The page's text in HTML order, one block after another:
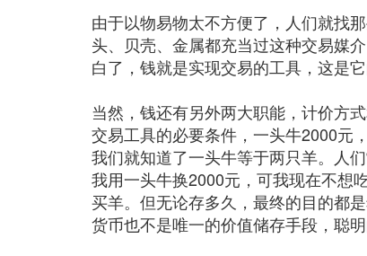
由于以物易物太不方便了，人们就找
头、贝壳、金属都充当过这种交易媒
白了，钱就是实现交易的工具，这是
当然，钱还有另外两大职能，计价方
交易工具的必要条件，一头牛2000元
我们就知道了一头牛等于两只羊。人
我用一头牛换2000元，可我现在不想
买羊。但无论存多久，最终的目的都
货币也不是唯一的价值储存手段，聪